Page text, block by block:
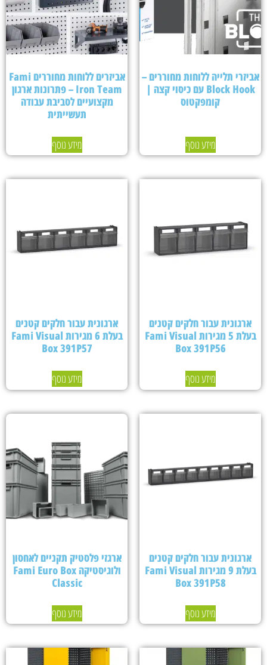
אביזרי תלייה ללוחות מחוררים –
Block Hook עם כיסוי קצה |
קומפקטוס
מידע נוסף
אביזרים ללוחות מחוררים Fami
Iron Team – פתרונות ארגון
מקצועיים לסביבת עבודה
תעשייתית
מידע נוסף
ארגונית עבור חלקים קטנים
בעלת 5 מגירות Fami Visual
Box 391P56
מידע נוסף
ארגונית עבור חלקים קטנים
בעלת 6 מגירות Fami Visual
Box 391P57
מידע נוסף
ארגונית עבור חלקים קטנים
בעלת 9 מגירות Fami Visual
Box 391P58
מידע נוסף
ארגזי פלסטיק תקניים לאחסון
ולוגיסטיקה Fami Euro Box
Classic
מידע נוסף